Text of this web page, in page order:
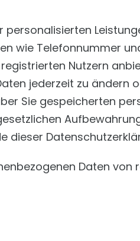
personalisierten
wie Telefonnummer
Nutzern
jederzeit zu ändern
Sie gespeicherten
dieser
Daten von